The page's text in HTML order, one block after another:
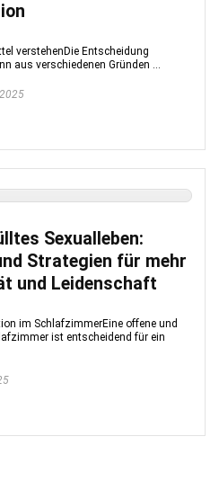
verstehenDie Entscheidung
aus verschiedenen Gründen ...
Sexualleben:
Strategien für mehr
und Leidenschaft
im SchlafzimmerEine offene und
ist entscheidend für ein